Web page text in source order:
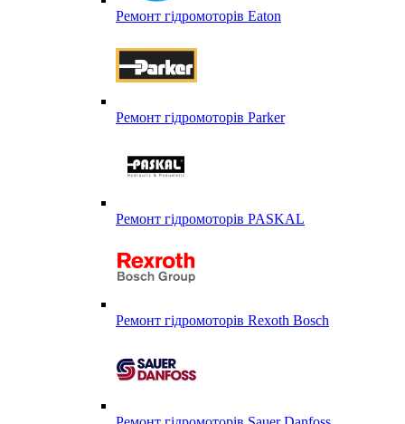
Ремонт гідромоторів Eaton
Ремонт гідромоторів Parker
Ремонт гідромоторів PASKAL
Ремонт гідромоторів Rexoth Bosch